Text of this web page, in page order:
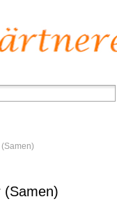
(Samen)